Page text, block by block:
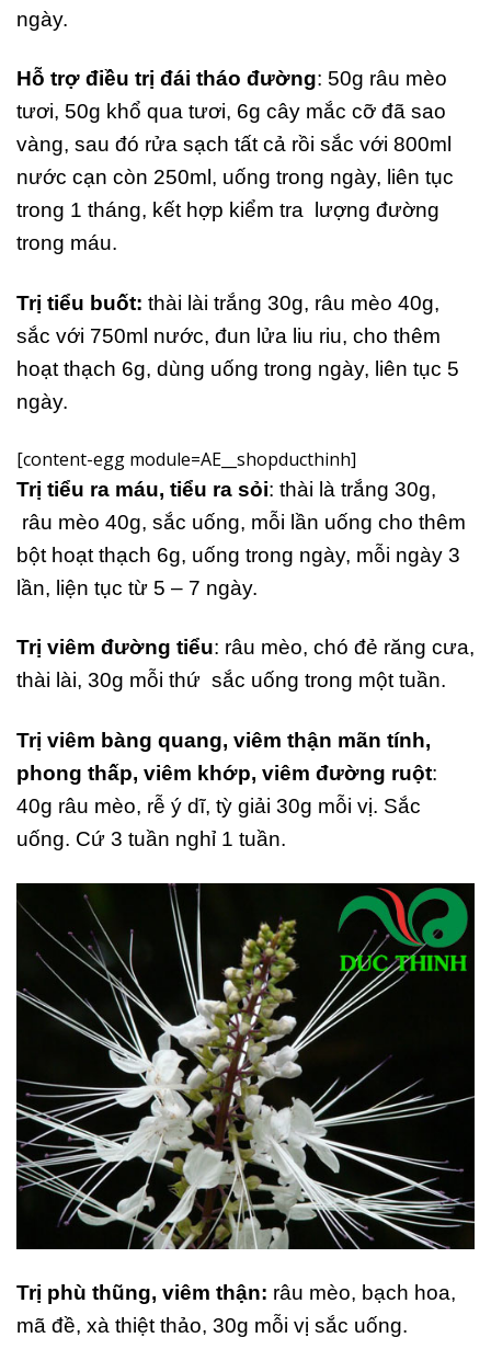
ngày.
Hỗ trợ điều trị đái tháo đường: 50g râu mèo
tươi, 50g khổ qua tươi, 6g cây mắc cỡ đã sao
vàng, sau đó rửa sạch tất cả rồi sắc với 800ml
nước cạn còn 250ml, uống trong ngày, liên tục
trong 1 tháng, kết hợp kiểm tra lượng đường
trong máu.
Trị tiểu buốt: thài lài trắng 30g, râu mèo 40g,
sắc với 750ml nước, đun lửa liu riu, cho thêm
hoạt thạch 6g, dùng uống trong ngày, liên tục 5
ngày.
[content-egg module=AE__shopducthinh]
Trị tiểu ra máu, tiểu ra sỏi: thài là trắng 30g,
râu mèo 40g, sắc uống, mỗi lần uống cho thêm
bột hoạt thạch 6g, uống trong ngày, mỗi ngày 3
lần, liện tục từ 5 – 7 ngày.
Trị viêm đường tiểu: râu mèo, chó đẻ răng cưa,
thài lài, 30g mỗi thứ sắc uống trong một tuần.
Trị viêm bàng quang, viêm thận mãn tính,
phong thấp, viêm khớp, viêm đường ruột:
40g râu mèo, rễ ý dĩ, tỳ giải 30g mỗi vị. Sắc
uống. Cứ 3 tuần nghỉ 1 tuần.
Trị phù thũng, viêm thận: râu mèo, bạch hoa,
mã đề, xà thiệt thảo, 30g mỗi vị sắc uống.